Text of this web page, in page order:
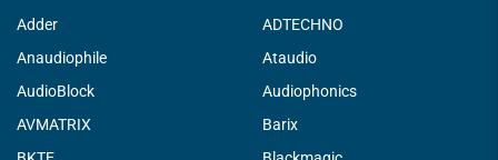
Adder
ADTECHNO
Anaudiophile
Ataudio
AudioBlock
Audiophonics
AVMATRIX
Barix